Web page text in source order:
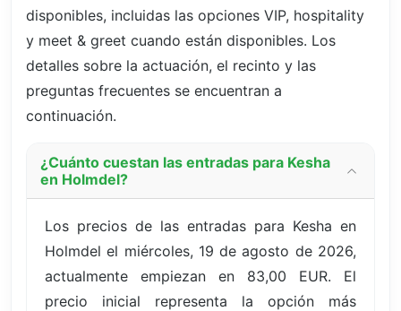
disponibles, incluidas las opciones VIP, hospitality
y meet & greet cuando están disponibles. Los
detalles sobre la actuación, el recinto y las
preguntas frecuentes se encuentran a
continuación.
¿Cuánto cuestan las entradas para Kesha
en Holmdel?
Los precios de las entradas para Kesha en
Holmdel el miércoles, 19 de agosto de 2026,
actualmente empiezan en 83,00 EUR. El
precio inicial representa la opción más